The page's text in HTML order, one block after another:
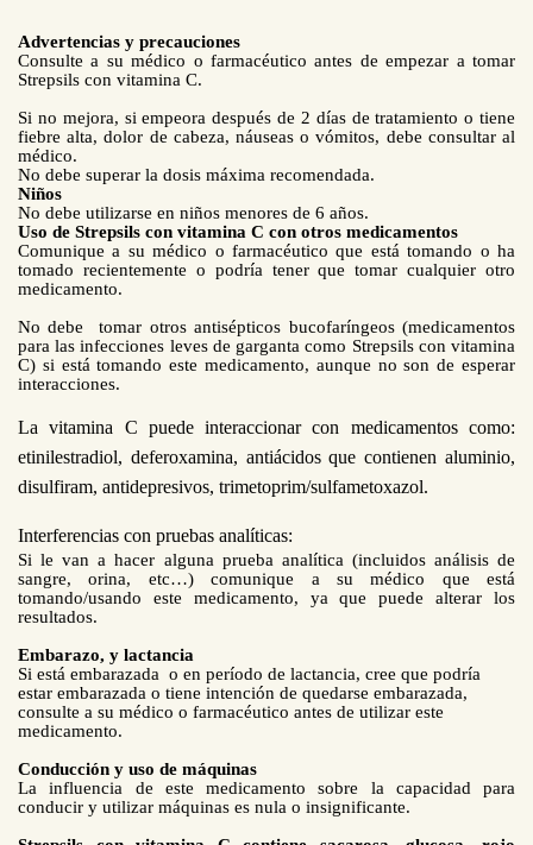
Advertencias y precauciones
Consulte a su médico o farmacéutico antes de empezar a tomar
Strepsils con vitamina C.
Si no mejora, si empeora después de 2 días de tratamiento o tiene
fiebre alta, dolor de cabeza, náuseas o vómitos, debe consultar al
médico.
No debe superar la dosis máxima recomendada.
Niños
No debe utilizarse en niños menores de 6 años.
Uso de Strepsils con vitamina C con otros medicamentos
Comunique a su médico o farmacéutico que está tomando o ha
tomado recientemente o podría tener que tomar cualquier otro
medicamento.
No debe tomar otros antisépticos bucofaríngeos (medicamentos
para las infecciones leves de garganta como Strepsils con vitamina
C) si está tomando este medicamento, aunque no son de esperar
interacciones.
La vitamina C puede interaccionar con medicamentos como:
etinilestradiol, deferoxamina, antiácidos que contienen aluminio,
disulfiram, antidepresivos, trimetoprim/sulfametoxazol.
Interferencias con pruebas analíticas:
Si le van a hacer alguna prueba analítica (incluidos análisis de
sangre, orina, etc…) comunique a su médico que está
tomando/usando este medicamento, ya que puede alterar los
resultados.
Embarazo, y lactancia
Si está embarazada o en período de lactancia, cree que podría
estar embarazada o tiene intención de quedarse embarazada,
consulte a su médico o farmacéutico antes de utilizar este
medicamento.
Conducción y uso de máquinas
La influencia de
este medicamento
sobre la capacidad para
conducir y utilizar máquinas es nula o insignificante.